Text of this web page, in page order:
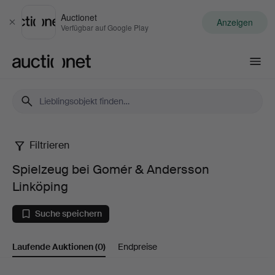
Schließen
Auctionet
Verfügbar auf Google Play Anzeigen
Spielzeug
bei
Gomér
Filtrieren
Spielzeug bei Gomér & Andersson
Linköping
Suche speichern
Laufende Auktionen(0) Endpreise